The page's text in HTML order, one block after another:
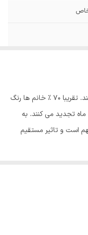
اکثر خانم ها دوست دارند موهایشان را رنگ کنند. تقریبا 70 % خانم ها رنگ
تجدید می کنند. به
است و تاثیر مستقیم
فولیکول مو شده و رنگ
از آمونیاک باعث
دلیل فرمولاسیون